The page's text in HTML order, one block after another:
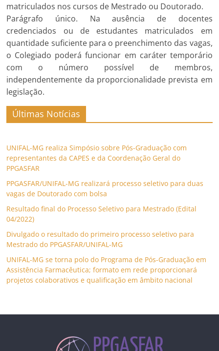
matriculados nos cursos de Mestrado ou Doutorado.
Parágrafo único. Na ausência de docentes
credenciados ou de estudantes matriculados em
quantidade suficiente para o preenchimento das vagas,
o Colegiado poderá funcionar em caráter temporário
com o número possível de membros,
independentemente da proporcionalidade prevista em
legislação.
Últimas Notícias
UNIFAL-MG realiza Simpósio sobre Pós-Graduação com
representantes da CAPES e da Coordenação Geral do
PPGASFAR
PPGASFAR/UNIFAL-MG realizará processo seletivo para duas
vagas de Doutorado com bolsa
Resultado final do Processo Seletivo para Mestrado (Edital
04/2022)
Divulgado o resultado do primeiro processo seletivo para
Mestrado do PPGASFAR/UNIFAL-MG
UNIFAL-MG se torna polo do Programa de Pós-Graduação em
Assistência Farmacêutica; formato em rede proporcionará
projetos colaborativos e qualificação em âmbito nacional